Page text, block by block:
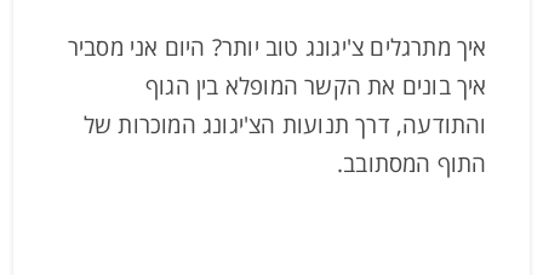
איך מתרגלים צ'יגונג טוב יותר? היום אני מסביר
איך בונים את הקשר המופלא בין הגוף
והתודעה, דרך תנועות הצ'יגונג המוכרות של
התוף המסתובב.